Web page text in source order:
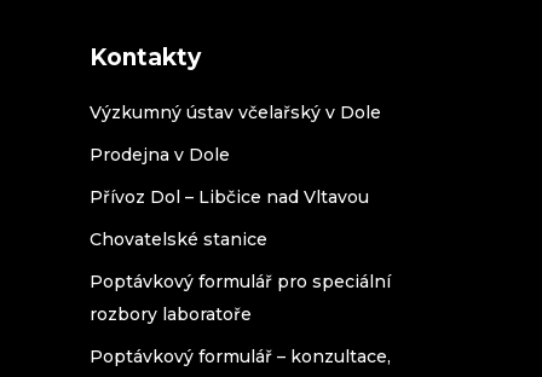
Kontakty
Výzkumný ústav včelařský v Dole
Prodejna v Dole
Přívoz Dol – Libčice nad Vltavou
Chovatelské stanice
Poptávkový formulář pro speciální
rozbory laboratoře
Poptávkový formulář – konzultace,